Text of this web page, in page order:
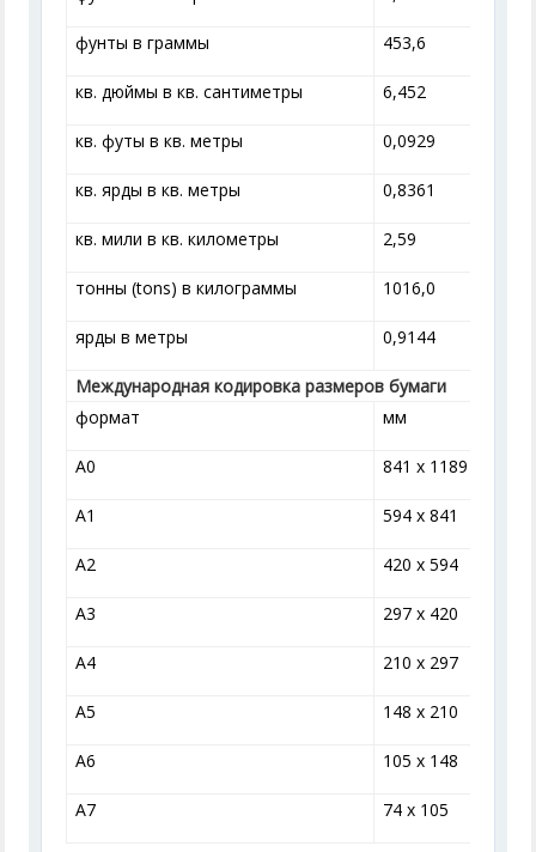
фунты в граммы 453,6
кв. дюймы в кв. сантиметры 6,452
кв. футы в кв. метры 0,0929
кв. ярды в кв. метры 0,8361
кв. мили в кв. километры 2,59
тонны (tons) в килограммы 1016,0
ярды в метры 0,9144
Международная кодировка размеров бумаги
формат
мм
A0 841 x 1189
A1 594 x 841
A2 420 x 594
A3 297 x 420
A4 210 x 297
A5 148 x 210
A6 105 x 148
A7 74 x 105